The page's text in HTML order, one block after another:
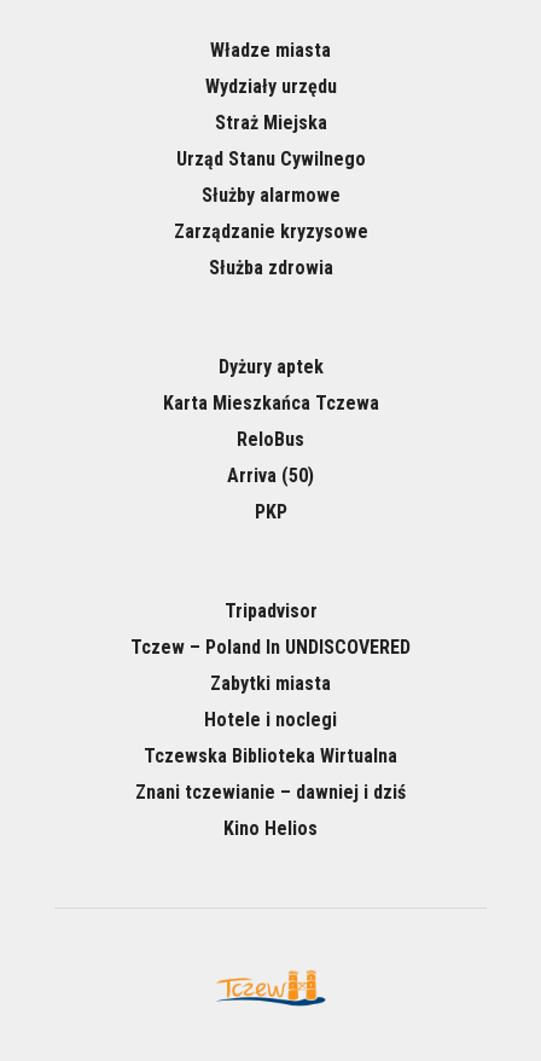
Władze miasta
Wydziały urzędu
Straż Miejska
Urząd Stanu Cywilnego
Służby alarmowe
Zarządzanie kryzysowe
Służba zdrowia
Dyżury aptek
Karta Mieszkańca Tczewa
ReloBus
Arriva (50)
PKP
Tripadvisor
Tczew – Poland In UNDISCOVERED
Zabytki miasta
Hotele i noclegi
Tczewska Biblioteka Wirtualna
Znani tczewianie – dawniej i dziś
Kino Helios